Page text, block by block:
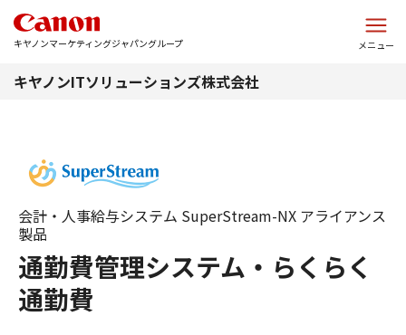
キヤノンマーケティングジャパングループ メニュー
キヤノンITソリューションズ株式会社
通勤費管理システム・らくらく
通勤費
会計・人事給与システム SuperStream-NX アライアンス
製品